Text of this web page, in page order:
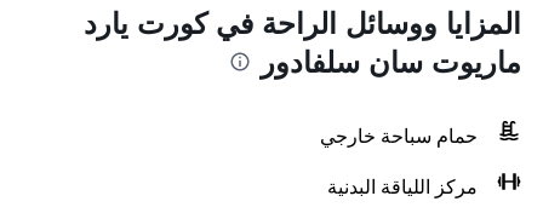
المزايا ووسائل الراحة في كورت يارد
ماريوت سان سلفادور
حمام سباحة خارجي
مركز اللياقة البدنية